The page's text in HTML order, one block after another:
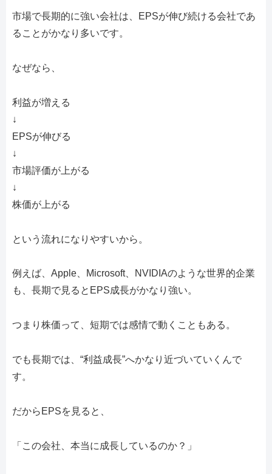
市場で長期的に強い会社は、EPSが伸び続ける会社であ
ることがかなり多いです。
なぜなら、
利益が増える
↓
EPSが伸びる
↓
市場評価が上がる
↓
株価が上がる
という流れになりやすいから。
例えば、Apple、Microsoft、NVIDIAのような世界的企業
も、長期で見るとEPS成長がかなり強い。
つまり株価って、短期では感情で動くこともある。
でも長期では、“利益成長”へかなり近づいていくんで
す。
だからEPSを見ると、
「この会社、本当に成長しているのか？」